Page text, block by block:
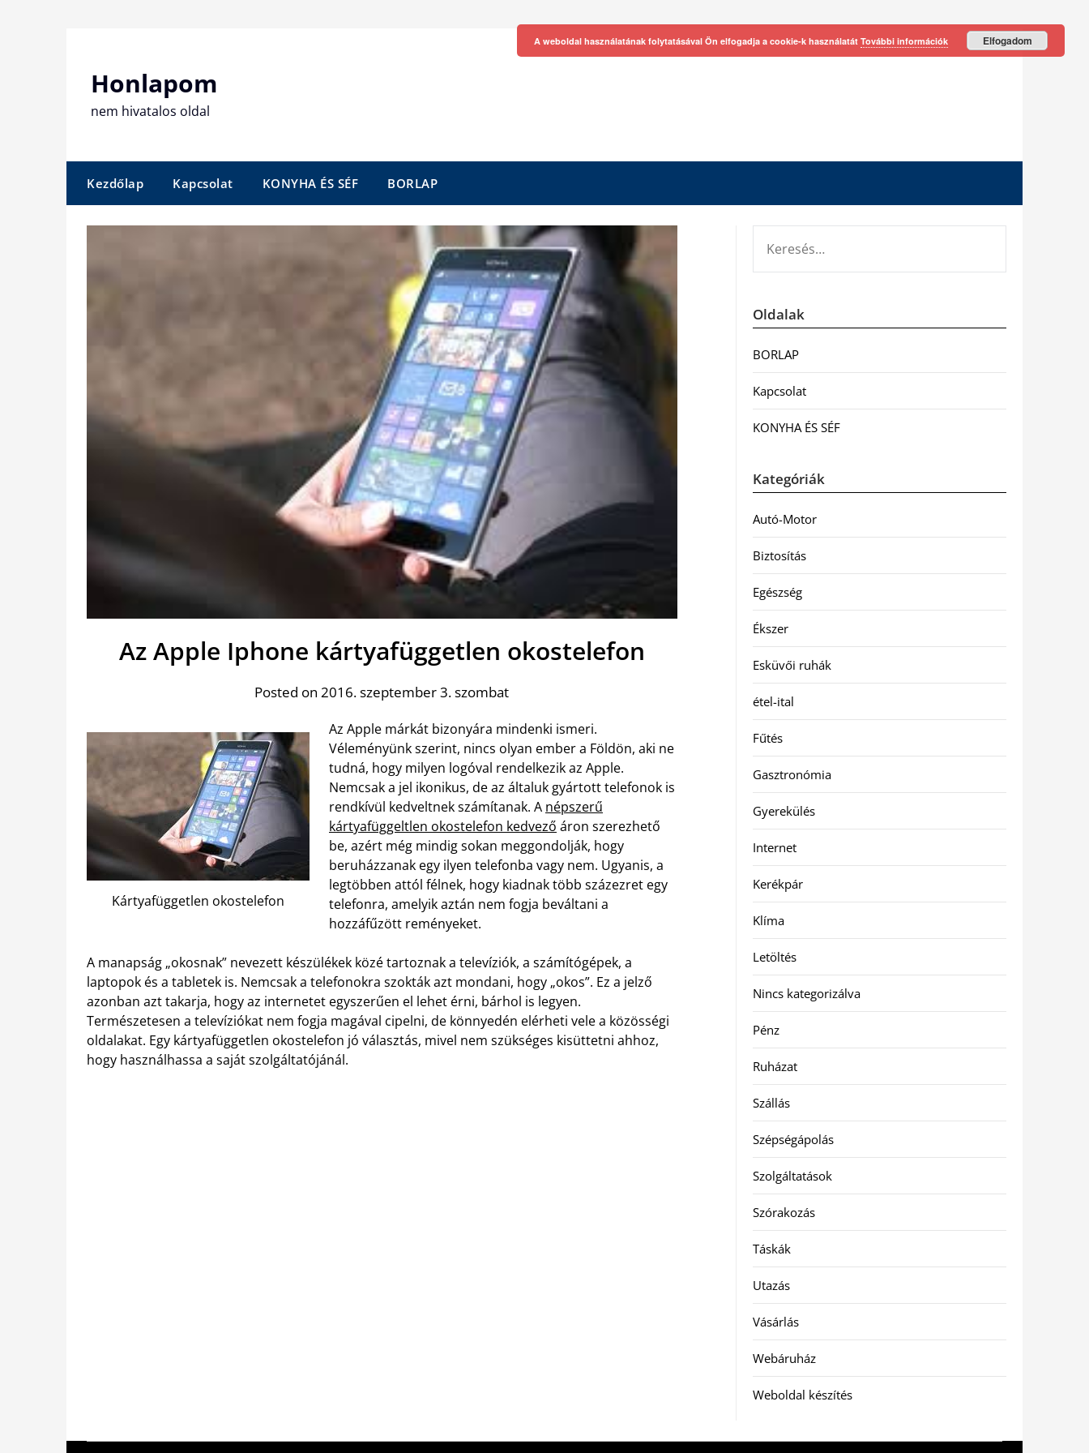
Honlapom
nem hivatalos oldal
Kezdőlap Kapcsolat KONYHA ÉS SÉF BORLAP
Az Apple Iphone kártyafüggetlen okostelefon
Posted on 2016. szeptember 3. szombat
Kártyafüggetlen okostelefon
Az Apple márkát bizonyára mindenki ismeri.
Véleményünk szerint, nincs olyan ember a Földön, aki ne
tudná, hogy milyen logóval rendelkezik az Apple.
Nemcsak a jel ikonikus, de az általuk gyártott telefonok is
rendkívül kedveltnek számítanak. A népszerű
kártyafüggeltlen okostelefon kedvező áron szerezhető
be, azért még mindig sokan meggondolják, hogy
beruházzanak egy ilyen telefonba vagy nem. Ugyanis, a
legtöbben attól félnek, hogy kiadnak több százezret egy
telefonra, amelyik aztán nem fogja beváltani a
hozzáfűzött reményeket.
A manapság „okosnak” nevezett készülékek közé tartoznak a televíziók, a számítógépek, a
laptopok és a tabletek is. Nemcsak a telefonokra szokták azt mondani, hogy „okos”. Ez a jelző
azonban azt takarja, hogy az internetet egyszerűen el lehet érni, bárhol is legyen.
Természetesen a televíziókat nem fogja magával cipelni, de könnyedén elérheti vele a közösségi
oldalakat. Egy kártyafüggetlen okostelefon jó választás, mivel nem szükséges kisüttetni ahhoz,
hogy használhassa a saját szolgáltatójánál.
Oldalak
BORLAP
Kapcsolat
KONYHA ÉS SÉF
Kategóriák
Autó-Motor
Biztosítás
Egészség
Ékszer
Esküvői ruhák
étel-ital
Fűtés
Gasztronómia
Gyerekülés
Internet
Kerékpár
Klíma
Letöltés
Nincs kategorizálva
Pénz
Ruházat
Szállás
Szépségápolás
Szolgáltatások
Szórakozás
Táskák
Utazás
Vásárlás
Webáruház
Weboldal készítés
A weboldal használatának folytatásával Ön elfogadja a cookie-k használatát További információk Elfogadom